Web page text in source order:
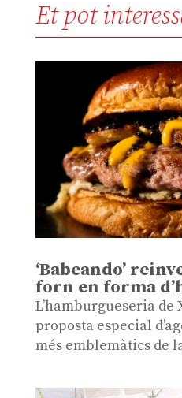
Et pot
‘Babeando’
forn en forma
L’hamburgueseria de
proposta especial
més emblemàtics de